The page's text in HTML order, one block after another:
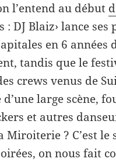
l’entend au début
DJ Blaiz› lance ses
en 6 années
tan­dis que le
crews venus de
large scène,
et autres
? C’est
on nous fait